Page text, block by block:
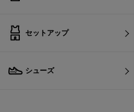
セットアップ
シューズ